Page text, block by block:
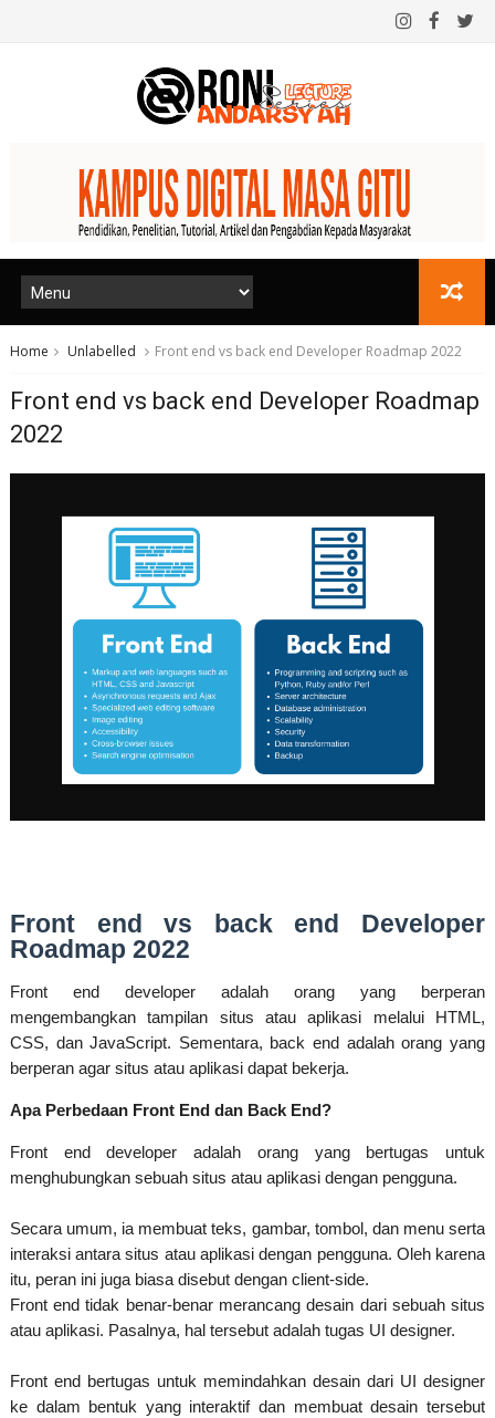
Home Unlabelled Front end vs back end Developer Roadmap 2022
Front end vs back end Developer Roadmap
2022
Front end vs back end Developer
Roadmap 2022
Front end developer adalah orang yang berperan
mengembangkan tampilan situs atau aplikasi melalui HTML,
CSS, dan JavaScript. Sementara, back end adalah orang yang
berperan agar situs atau aplikasi dapat bekerja.
Apa Perbedaan Front End dan Back End?
Front end developer adalah orang yang bertugas untuk
menghubungkan sebuah situs atau aplikasi dengan pengguna.
Secara umum, ia membuat teks, gambar, tombol, dan menu serta
interaksi antara situs atau aplikasi dengan pengguna. Oleh karena
itu, peran ini juga biasa disebut dengan client-side.
Front end tidak benar-benar merancang desain dari sebuah situs
atau aplikasi. Pasalnya, hal tersebut adalah tugas UI designer.
Front end bertugas untuk memindahkan desain dari UI designer
ke dalam bentuk yang interaktif dan membuat desain tersebut